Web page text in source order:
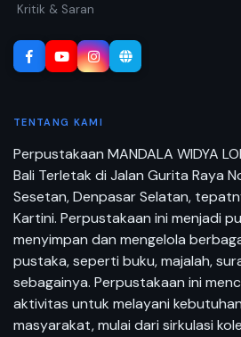
Kritik & Saran
TENTANG KAMI
Perpustakaan MANDALA WIDYA
Bali Terletak di Jalan Gurita Raya
Sesetan, Denpasar Selatan,
Kartini. Perpustakaan ini menjadi
menyimpan dan mengelola
pustaka, seperti buku, majalah,
sebagainya. Perpustakaan ini
aktivitas untuk melayani
masyarakat, mulai dari sirkulasi